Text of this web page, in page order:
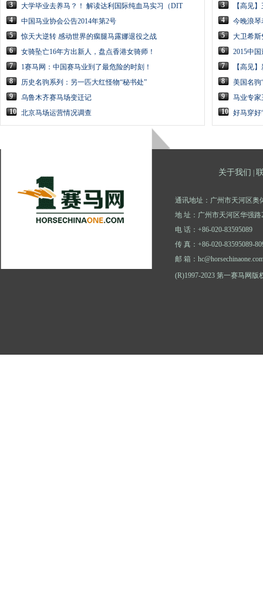
3
大学毕业去养马？！ 解读达利国际纯血马实习（DIT
4
中国马业协会公告2014年第2号
5
惊天大逆转 感动世界的瘸腿马露娜退役之战
6
女骑坠亡16年方出新人，盘点香港女骑师！
7
1赛马网：中国赛马业到了最危险的时刻！
8
历史名驹系列：另一匹大红怪物“秘书处”
9
乌鲁木齐赛马场变迁记
10 北京马场运营情况调查
3
【高见
4
今晚浪琴
5
大卫希斯
6
2015中
7
【高见
8
美国名驹
9
马业专家
10 好马穿好
关于我们
通讯地址：广州市天河区奥
地 址：广州市天河区华强路
电 话：+86-020-83595089
传 真：+86-020-83595089-
邮 箱：
(R)1997-2023 第一赛马网版